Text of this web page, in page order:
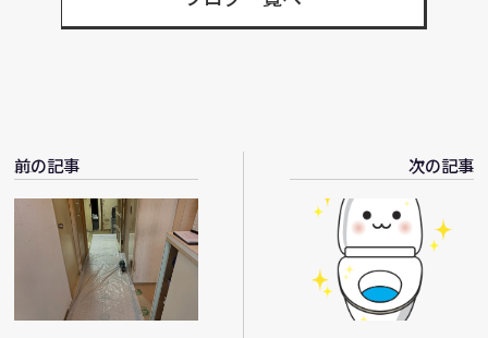
前の記事 次の記事